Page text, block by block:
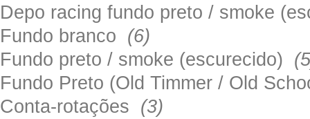
Depo racing fundo preto / smoke
Fundo branco (6)
Fundo preto / smoke (escurecido)
Fundo Preto (Old Timmer / Old
Conta-rotações (3)